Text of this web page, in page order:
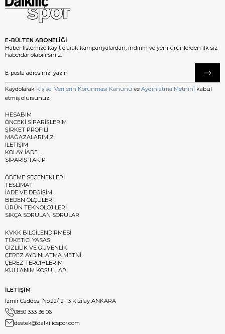
E-BÜLTEN ABONELİĞİ
Haber listemize kayıt olarak kampanyalardan, indirim ve yeni ürünlerden ilk siz
haberdar olabilirsiniz.
Kaydolarak Kişisel Verilerin Korunması Kanunu ve Aydınlatma Metnini kabul
etmiş olursunuz.
HESABIM
ÖNCEKİ SİPARİŞLERİM
ŞİRKET PROFİLİ
MAĞAZALARIMIZ
İLETİŞİM
KOLAY İADE
SİPARİŞ TAKİP
ÖDEME SEÇENEKLERİ
TESLİMAT
İADE VE DEĞİŞİM
BEDEN ÖLÇÜLERİ
ÜRÜN TEKNOLOJİLERİ
SIKÇA SORULAN SORULAR
KVKK BİLGİLENDİRMESİ
TÜKETİCİ YASASI
GİZLİLİK VE GÜVENLİK
ÇEREZ AYDINLATMA METNİ
ÇEREZ TERCİHLERİM
KULLANIM KOŞULLARI
İLETİŞİM
İzmir Caddesi No:22/12-13 Kızılay ANKARA
0850 333 36 06
destek@dalkilicspor.com